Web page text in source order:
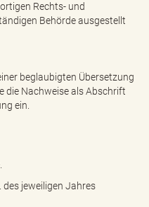
Rechts- und
Behörde ausgestellt
beglaubigten Übersetzung
die Nachweise als Abschrift
ein.
jeweiligen Jahres